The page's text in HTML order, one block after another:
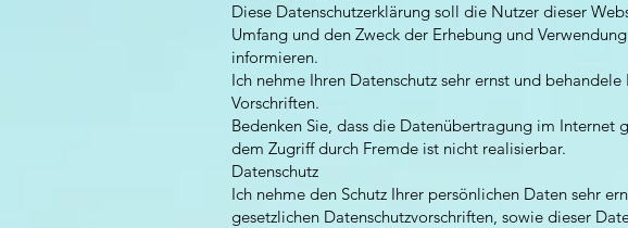
Diese Datenschutzerklärung soll die Nutzer dieser
Umfang und den Zweck der Erhebung und
informieren.
Ich nehme Ihren Datenschutz sehr ernst und
Vorschriften.
Bedenken Sie, dass die Datenübertragung im Internet
dem Zugriff durch Fremde ist nicht realisierbar.
Datenschutz
Ich nehme den Schutz Ihrer persönlichen Daten sehr
gesetzlichen Datenschutzvorschriften, sowie dieser